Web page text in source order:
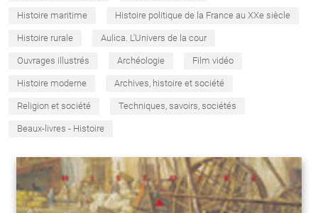
Histoire maritime Histoire politique de la France au XXe siècle
Histoire rurale Aulica. L'Univers de la cour
Ouvrages illustrés Archéologie Film vidéo
Histoire moderne Archives, histoire et société
Religion et société Techniques, savoirs, sociétés
Beaux-livres - Histoire